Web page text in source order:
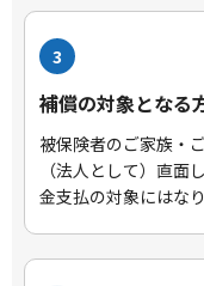
3
補償の対象となる
被保険者のご家族・
（法人として）直
金支払の対象にはなり